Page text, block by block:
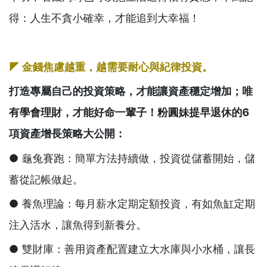
得：人生不貪小確幸，才能追到大幸福！
◤金錢焦慮越重，越需要耐心與紀律投資。
打造專屬自己的投資策略，才能讓資產穩定增加；唯
有學會理財，才能好命一輩子！粉圓妹提早退休的6
項資產增長策略大公開：
● 龜兔賽跑：簡單方法持續做，投資從儲蓄開始，儲
蓄從記帳做起。
● 養魚理論：每月薪水定期定額投資，有如魚缸定期
注入活水，讓魚得到新養分。
● 雙財庫：善用資產配置建立大水庫與小水桶，讓長